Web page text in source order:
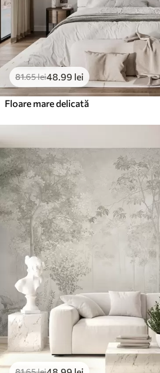
81.65lei48 .99 lei
Floare mare delicată